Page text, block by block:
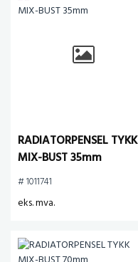
RADIATORPENSEL TYKK
MIX-BUST 35mm
# 1011741
eks. mva.